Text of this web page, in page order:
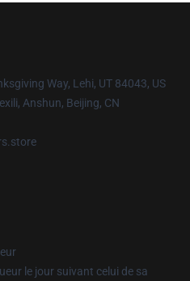
Way, Lehi, UT 84043, US
Anshun, Beijing, CN
le jour suivant celui de sa